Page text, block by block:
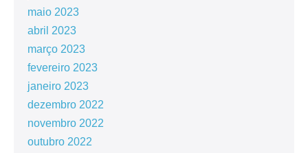
maio 2023
abril 2023
março 2023
fevereiro 2023
janeiro 2023
dezembro 2022
novembro 2022
outubro 2022